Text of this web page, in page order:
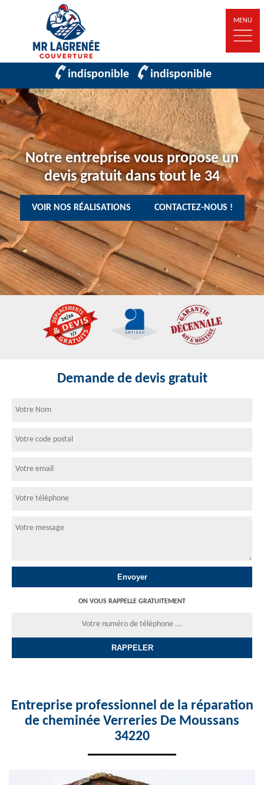
MENU
indisponible indisponible
Notre entreprise vous propose un
devis gratuit dans tout le 34
VOIR NOS RÉALISATIONS CONTACTEZ-NOUS !
Demande de devis gratuit
ON VOUS RAPPELLE GRATUITEMENT
Entreprise professionnel de la réparation
de cheminée Verreries De Moussans
34220